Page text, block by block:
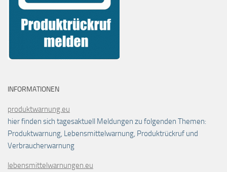
INFORMATIONEN
produktwarnung.eu
hier finden sich tagesaktuell Meldungen zu folgenden Themen:
Produktwarnung, Lebensmittelwarnung, Produktrückruf und
Verbraucherwarnung
lebensmittelwarnungen.eu